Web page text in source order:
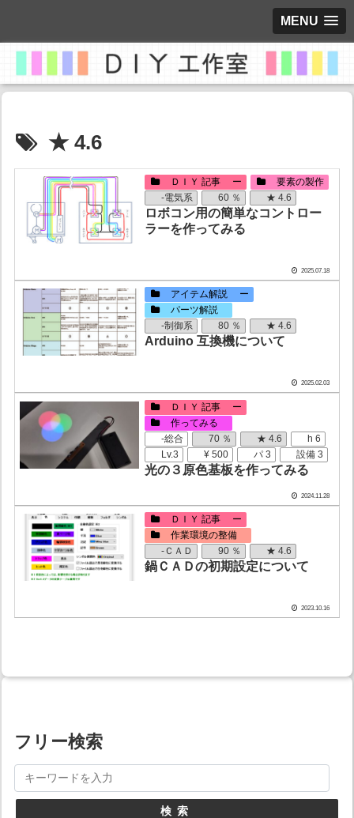
MENU
★ 4.6
ＤＩＹ 記事 ー
要素の製作
-電気系
60 ％ ★ 4.6
ロボコン用の簡単なコントロー
ラーを作ってみる
2025.07.18
アイテム解説 ー
パーツ解説
-制御系
80 ％ ★ 4.6
Arduino 互換機について
2025.02.03
ＤＩＹ 記事 ー
作ってみる
-総合
70 ％ ★ 4.6
h 6
Lv.3
¥ 500 パ 3 設備 3
光の３原色基板を作ってみる
2024.11.28
ＤＩＹ 記事 ー
作業環境の整備
-ＣＡＤ
90 ％ ★ 4.6
鍋ＣＡＤの初期設定について
2023.10.16
フリー検索
検索